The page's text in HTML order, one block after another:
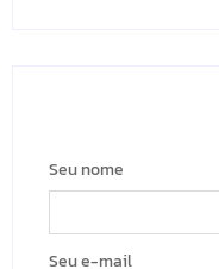
Seu nome
Seu e-mail